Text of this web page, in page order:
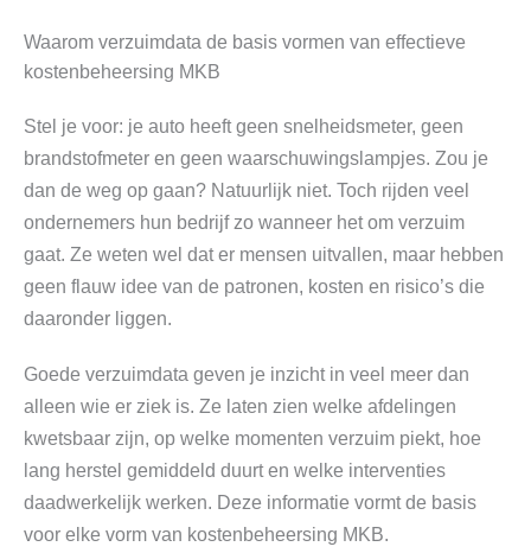
Waarom verzuimdata de basis vormen van effectieve
kostenbeheersing MKB
Stel je voor: je auto heeft geen snelheidsmeter, geen
brandstofmeter en geen waarschuwingslampjes. Zou je
dan de weg op gaan? Natuurlijk niet. Toch rijden veel
ondernemers hun bedrijf zo wanneer het om verzuim
gaat. Ze weten wel dat er mensen uitvallen, maar hebben
geen flauw idee van de patronen, kosten en risico’s die
daaronder liggen.
Goede verzuimdata geven je inzicht in veel meer dan
alleen wie er ziek is. Ze laten zien welke afdelingen
kwetsbaar zijn, op welke momenten verzuim piekt, hoe
lang herstel gemiddeld duurt en welke interventies
daadwerkelijk werken. Deze informatie vormt de basis
voor elke vorm van kostenbeheersing MKB.